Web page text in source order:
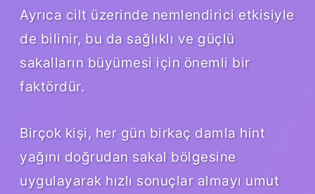
Ayrıca cilt üzerinde nemlendirici etkisiyle
de bilinir, bu da sağlıklı ve güçlü
sakalların büyümesi için önemli bir
faktördür.
Birçok kişi, her gün birkaç damla hint
yağını doğrudan sakal bölgesine
uygulayarak hızlı sonuçlar almayı umut